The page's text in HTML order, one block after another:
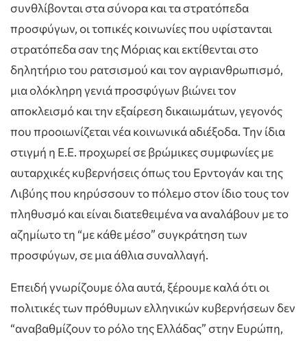
συνθλίβονται στα σύνορα και τα στρατόπεδα
προσφύγων, οι τοπικές κοινωνίες που υφίστανται
στρατόπεδα σαν της Μόριας και εκτίθενται στο
δηλητήριο του ρατσισμού και τον αγριανθρωπισμό,
μια ολόκληρη γενιά προσφύγων βιώνει τον
αποκλεισμό και την εξαίρεση δικαιωμάτων, γεγονός
που προοιωνίζεται νέα κοινωνικά αδιέξοδα. Την ίδια
στιγμή η Ε.Ε. προχωρεί σε βρώμικες συμφωνίες με
αυταρχικές κυβερνήσεις όπως του Ερντογάν και της
Λιβύης που κηρύσσουν το πόλεμο στον ίδιο τους τον
πληθυσμό και είναι διατεθειμένα να αναλάβουν με το
αζημίωτο τη “με κάθε μέσο” συγκράτηση των
προσφύγων, σε μια άθλια συναλλαγή.
Επειδή γνωρίζουμε όλα αυτά, ξέρουμε καλά ότι οι
πολιτικές των πρόθυμων ελληνικών κυβερνήσεων δεν
“αναβαθμίζουν το ρόλο της Ελλάδας” στην Ευρώπη,